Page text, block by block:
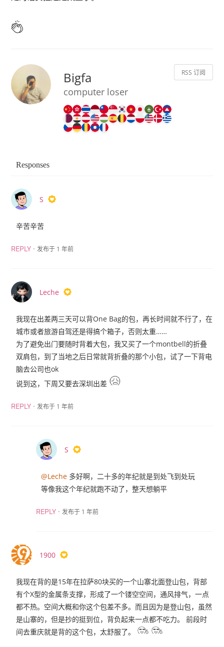
Bigfa
computer loser
RSS 订阅
Responses
S
辛苦辛苦
REPLY ·发布于 1 年前
Leche
我现在出差两三天可以背One Bag的包，再长时间就不行了，在
城市或者旅游自驾还是得搞个箱子，否则太重……
为了避免出门要随时背着大包，我又买了一个montbell的折叠
双肩包，到了当地之后日常就背折叠的那个小包，试了一下背电
脑去公司也ok
说到这，下周又要去深圳出差
REPLY ·发布于 1 年前
S
@Leche 多好啊，二十多的年纪就是到处飞到处玩
等像我这个年纪就跑不动了，整天想躺平
REPLY ·发布于 1 年前
1900
我现在背的是15年在拉萨80块买的一个山寨北面登山包，背部
有个X型的金属条支撑，形成了一个镂空空间，通风排气，一点
都不热。空间大概和你这个包差不多。而且因为是登山包，虽然
是山寨的，但是抄的挺到位，背负起来一点都不吃力。 前段时
间去重庆就是背的这个包，太舒服了。